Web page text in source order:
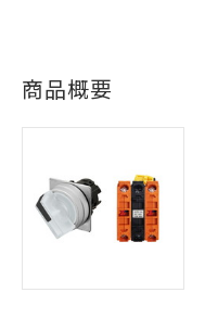
商品概要